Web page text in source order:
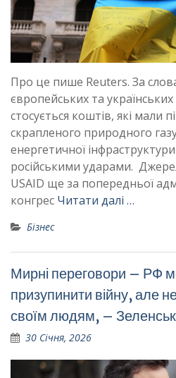
Про це пише Reuters. За
європейських та
стосується коштів, які мали
скрапленого природного
енергетичної
російськими ударами.
USAID ще за попередньої
конгрес Читати далі …
Бізнес
Мирні переговори – РФ
призупинити війну, але
своїм людям, –
30 Січня, 2026